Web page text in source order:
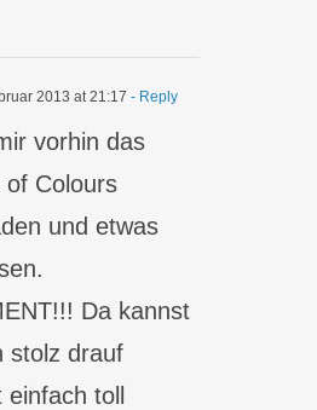
2013 at 21:17 - Reply
vorhin das
of Colours
und etwas
Da kannst
stolz drauf
toll